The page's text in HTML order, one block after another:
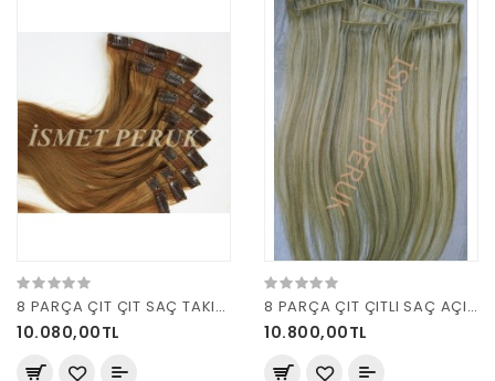
8 PARÇA ÇIT ÇIT SAÇ TAKIM KARAMEL
10.080,00TL
8 PARÇA ÇIT ÇITLI SAÇ AÇIK RÖFLELİ 160 GRAM
10.800,00TL